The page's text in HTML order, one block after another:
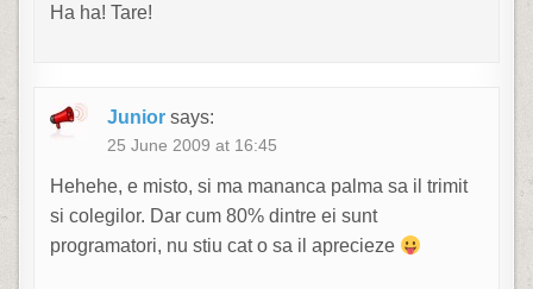
Ha ha! Tare!
Junior says:
25 June 2009 at 16:45
Hehehe, e misto, si ma mananca palma sa il trimit
si colegilor. Dar cum 80% dintre ei sunt
programatori, nu stiu cat o sa il aprecieze